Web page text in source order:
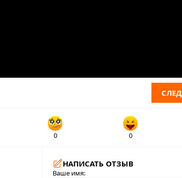
0 0
НАПИСАТЬ ОТЗЫВ
Ваше имя: